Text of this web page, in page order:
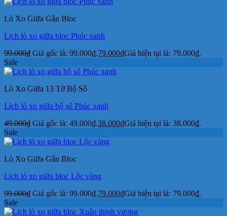
Lò Xo Giữa Gắn Bloc
Lịch lò xo giữa bloc Phúc xanh
99.000₫ Giá gốc là: 99.000₫.79.000₫Giá hiện tại là: 79.000₫.
Sale
Lò Xo Giữa 13 Tờ Bộ Số
Lịch lò xo giữa bộ số Phúc xanh
49.000₫ Giá gốc là: 49.000₫.38.000₫Giá hiện tại là: 38.000₫.
Sale
Lò Xo Giữa Gắn Bloc
Lịch lò xo giữa bloc Lộc vàng
99.000₫ Giá gốc là: 99.000₫.79.000₫Giá hiện tại là: 79.000₫.
Sale